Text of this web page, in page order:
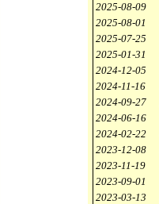
2025-08-09
2025-08-01
2025-07-25
2025-01-31
2024-12-05
2024-11-16
2024-09-27
2024-06-16
2024-02-22
2023-12-08
2023-11-19
2023-09-01
2023-03-13